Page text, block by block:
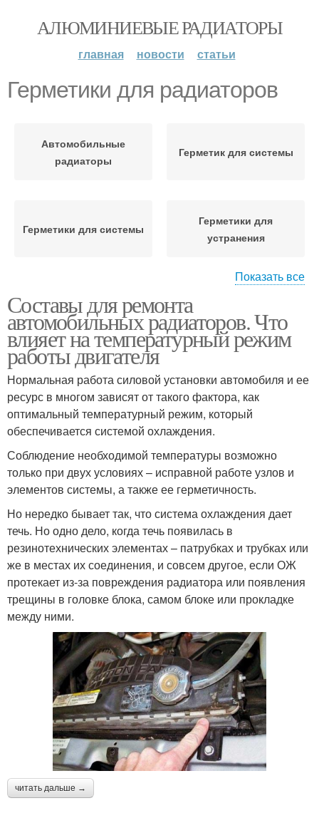
АЛЮМИНИЕВЫЕ РАДИАТОРЫ
главная новости статьи
Герметики для радиаторов
Автомобильные
радиаторы
Герметик для системы
Герметики для системы
Герметики для
устранения
радиатора
Жидкий герметик
Алюминиевый
радиатор
Герметик для
антифриза
Показать все
Составы для ремонта
автомобильных радиаторов. Что
влияет на температурный режим
работы двигателя
Нормальная работа силовой установки автомобиля и ее
ресурс в многом зависят от такого фактора, как
оптимальный температурный режим, который
обеспечивается системой охлаждения.
Соблюдение необходимой температуры возможно
только при двух условиях – исправной работе узлов и
элементов системы, а также ее герметичность.
Но нередко бывает так, что система охлаждения дает
течь. Но одно дело, когда течь появилась в
резинотехнических элементах – патрубках и трубках или
же в местах их соединения, и совсем другое, если ОЖ
протекает из-за повреждения радиатора или появления
трещины в головке блока, самом блоке или прокладке
между ними.
читать дальше →